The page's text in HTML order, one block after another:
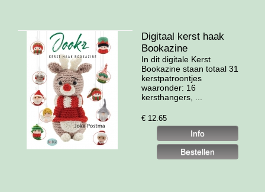
Digitaal kerst haak
Bookazine
In dit digitale Kerst
Bookazine staan totaal 31
kerstpatroontjes
waaronder: 16
kersthangers, ...
€ 12.65